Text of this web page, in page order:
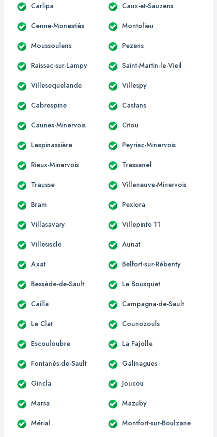
Carlipa Caux-et-Sauzens
Cenne-Monestiès Montolieu
Moussoulens Pezens
Raissac-sur-Lampy Saint-Martin-le-Vieil
Villesequelande Villespy
Cabrespine Castans
Caunes-Minervois Citou
Lespinassière Peyriac-Minervois
Rieux-Minervois Trassanel
Trausse Villeneuve-Minervois
Bram Pexiora
Villasavary Villepinte 11
Villesiscle Aunat
Axat Belfort-sur-Rébenty
Bessède-de-Sault Le Bousquet
Cailla Campagna-de-Sault
Le Clat Counozouls
Escouloubre La Fajolle
Fontanès-de-Sault Galinagues
Gincla Joucou
Marsa Mazuby
Mérial Montfort-sur-Boulzane